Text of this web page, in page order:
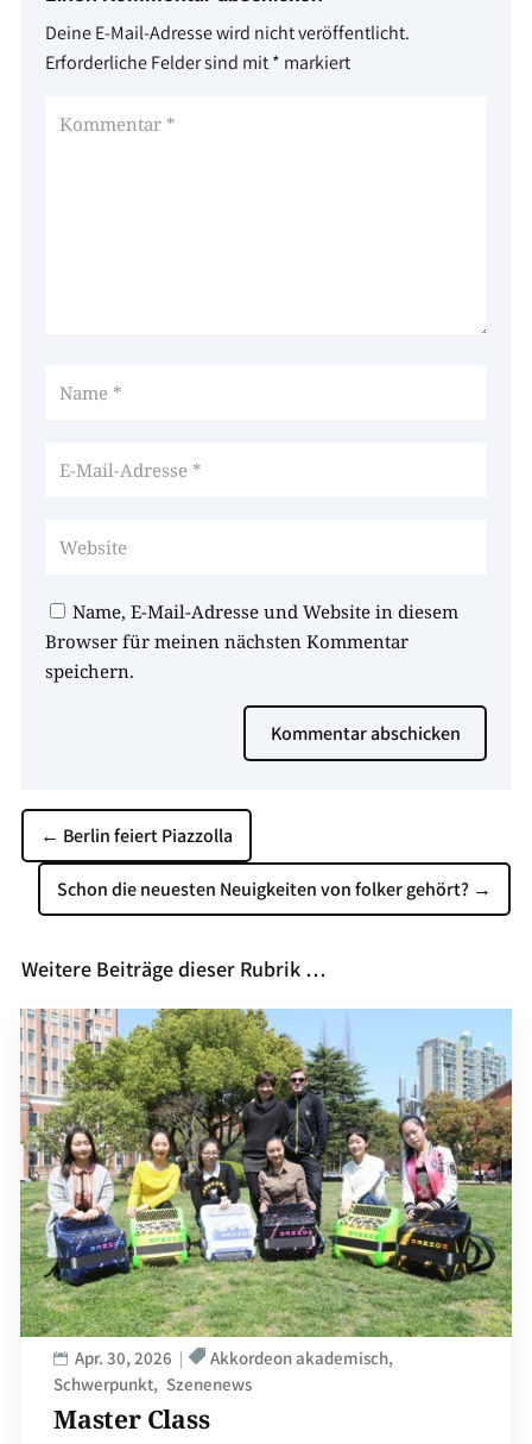
Deine E-Mail-Adresse wird nicht veröffentlicht.
Erforderliche Felder sind mit* markiert
Name, E-Mail-Adresse und Website in diesem
Browser für meinen nächsten Kommentar
speichern.
Kommentar abschicken
← Berlin feiert Piazzolla
Schon die neuesten ­Neuigkeiten von folker gehört? →
Weitere Beiträge dieser Rubrik …
Master Class
Apr. 30, 2026
Akkordeon akademisch
Schwerpunkt
Szenenews